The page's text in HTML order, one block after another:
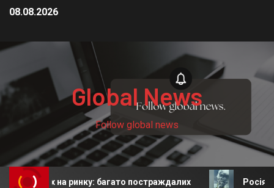
08.08.2026
Global News
Follow global news
на ринку: багато постраждалих Росія: у